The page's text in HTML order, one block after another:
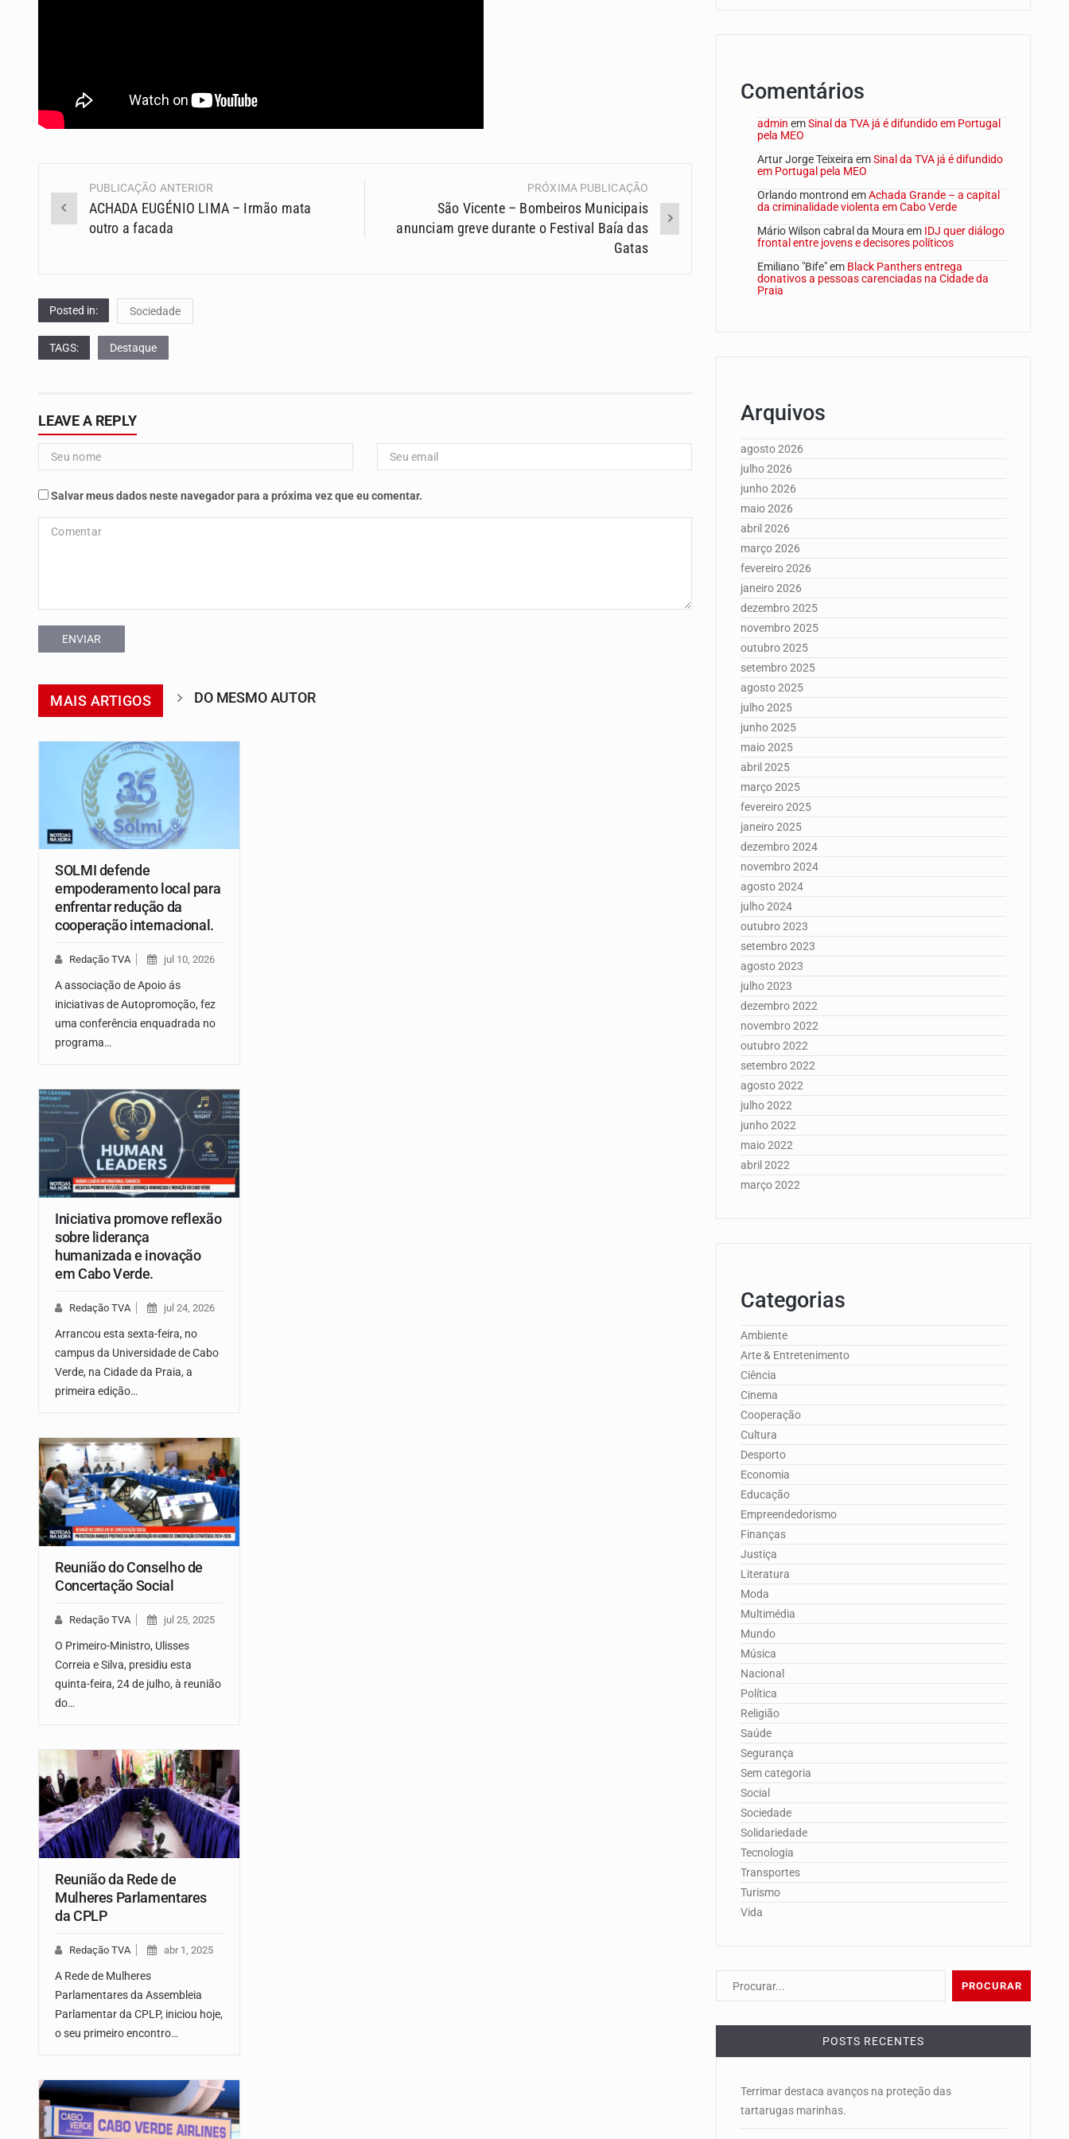
Navegação
(Posts)
PUBLICAÇÃO ANTERIOR
ACHADA EUGÉNIO LIMA – Irmão mata
outro a facada
PRÓXIMA PUBLICAÇÃO
São Vicente – Bombeiros Municipais
anunciam greve durante o Festival Baía das
Gatas
Posted in: Sociedade
TAGS: Destaque
LEAVE A REPLY
Salvar meus dados neste navegador para a próxima vez que eu comentar.
ENVIAR
MAIS ARTIGOS DO MESMO AUTOR
SOLMI defende
empoderamento local para
enfrentar redução da
cooperação internacional.
Redação TVA jul 10, 2026
A associação de Apoio ás
iniciativas de Autopromoção, fez
uma conferência enquadrada no
programa…
Iniciativa promove reflexão
sobre liderança
humanizada e inovação
em Cabo Verde.
Redação TVA jul 24, 2026
Arrancou esta sexta-feira, no
campus da Universidade de Cabo
Verde, na Cidade da Praia, a
primeira edição…
Reunião do Conselho de
Concertação Social
Redação TVA jul 25, 2025
O Primeiro-Ministro, Ulisses
Correia e Silva, presidiu esta
quinta-feira, 24 de julho, à reunião
do…
Reunião da Rede de
Mulheres Parlamentares
da CPLP
Redação TVA abr 1, 2025
A Rede de Mulheres
Parlamentares da Assembleia
Parlamentar da CPLP, iniciou hoje,
o seu primeiro encontro…
Comentários
admin emSinal da TVA já é difundido em Portugal
pela MEO
Artur Jorge Teixeira emSinal da TVA já é difundido
em Portugal pela MEO
Orlando montrond emAchada Grande – a capital
da criminalidade violenta em Cabo Verde
Mário Wilson cabral da Moura em IDJ quer diálogo
frontal entre jovens e decisores políticos
Emiliano "Bife"em Black Panthers entrega
donativos a pessoas carenciadas na Cidade da
Praia
Arquivos
agosto 2026
julho 2026
junho 2026
maio 2026
abril 2026
março 2026
fevereiro 2026
janeiro 2026
dezembro 2025
novembro 2025
outubro 2025
setembro 2025
agosto 2025
julho 2025
junho 2025
maio 2025
abril 2025
março 2025
fevereiro 2025
janeiro 2025
dezembro 2024
novembro 2024
agosto 2024
julho 2024
outubro 2023
setembro 2023
agosto 2023
julho 2023
dezembro 2022
novembro 2022
outubro 2022
setembro 2022
agosto 2022
julho 2022
junho 2022
maio 2022
abril 2022
março 2022
Categorias
Ambiente
Arte & Entretenimento
Ciência
Cinema
Cooperação
Cultura
Desporto
Economia
Educação
Empreendedorismo
Finanças
Justiça
Literatura
Moda
Multimédia
Mundo
Música
Nacional
Política
Religião
Saúde
Segurança
Sem categoria
Social
Sociedade
Solidariedade
Tecnologia
Transportes
Turismo
Vida
POSTS RECENTES
Terrimar destaca avanços na proteção das
tartarugas marinhas.